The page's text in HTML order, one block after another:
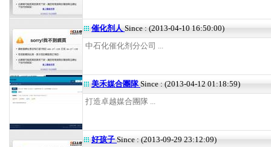
催化剂人 Since : (2013-04-10 16:50:00)
中石化催化剂分公司 ...
美禾媒合團隊Since : (2013-04-12 01:18:59)
打造卓越媒合團隊 ...
好孩子 Since : (2013-09-29 23:12:09)